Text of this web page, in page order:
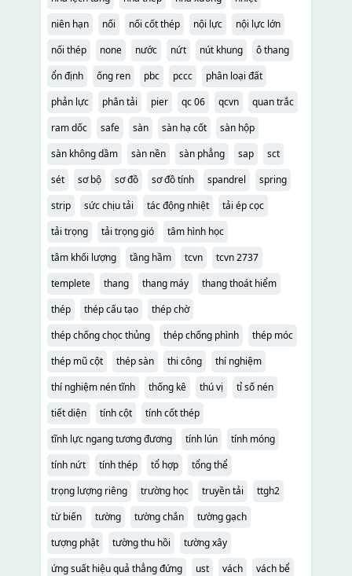
niên hạn
nối nối cốt thép nội lực
nội lực lớn
nối thép
none nước nứt nút khung
ô thang
ổn định
ống ren pbc pccc
phân loại đất
phản lực
phân tải pier qc 06 qcvn
quan trắc
ram dốc
safe sàn sàn hạ cốt
sàn hộp
sàn không dầm
sàn nền sàn phẳng sap
sct
sét
sơ bộ sơ đồ sơ đồ tính spandrel
spring
strip
sức chịu tải tác động nhiệt
tải ép cọc
tải trọng
tải trọng gió
tâm hình học
tâm khối lượng
tầng hầm tcvn
tcvn 2737
templete
thang thang máy
thang thoát hiểm
thép
thép cấu tạo
thép chờ
thép chống chọc thủng
thép chống phình
thép móc
thép mũ cột
thép sàn thi công
thí nghiệm
thí nghiệm nén tĩnh
thống kê thú vị
tỉ số nén
tiết diện
tính cột
tính cốt thép
tĩnh lực ngang tương đương
tính lún
tính móng
tính nứt
tính thép tổ hợp
tổng thể
trọng lượng riêng
trường học truyền tải
ttgh2
từ biến
tường tường chắn
tường gạch
tượng phật
tường thu hồi
tường xây
ứng suất hiệu quả thẳng đứng
ust vách
vách bể